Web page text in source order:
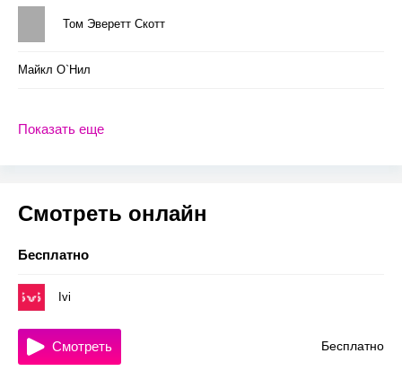
Том Эверетт Скотт
Майкл О`Нил
Показать еще
Смотреть онлайн
Бесплатно
Ivi
Бесплатно
Смотреть